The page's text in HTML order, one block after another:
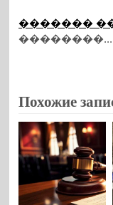
�������
��������...
Похожие